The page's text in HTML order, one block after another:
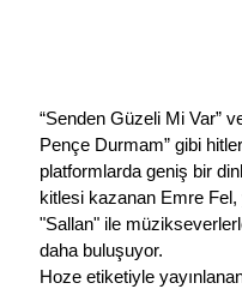
“Senden Güzeli Mi Var”
Pençe Durmam” gibi
platformlarda geniş bir
kitlesi kazanan Emre
"Sallan" ile
daha buluşuyor.
Hoze etiketiyle